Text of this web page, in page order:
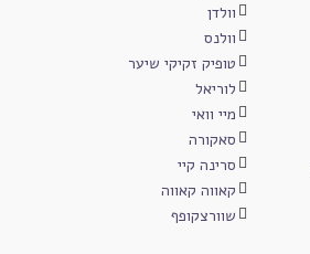
וולדן
וולנס
טופיק זקיקי שיער
לוריאל
מיי וואי
סאקורה
סרינה קיי
קאווה קאווה
שוורצקופף